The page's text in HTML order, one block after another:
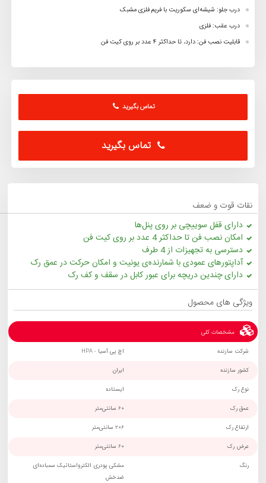
درب جلو: شیشه‌ای سکوریت با فریم فلزی مشبک
درب عقب: فلزی
قابلیت نصب فن: دارد، تا حداکثر 4 عدد بر روی کیت فن
تماس بگیرید
تماس بگیرید
نقات قوت و ضعف
دارای قفل سوییچی بر روی پنل‌ها
امکان نصب فن تا حداکثر 4 عدد بر روی کیت فن
دسترسی به تجهیزات از 4 طرف
آداپتورهای عمودی با شمارنده‌ی یونیت و امکان حرکت در عمق رک
دارای چندین دریچه برای عبور کابل در سقف و کف رک
ویژگی های محصول
مشخصات کلی
شرکت سازنده اچ پی آسیا - HPA
کشور سازنده ایران
نوع رک ایستاده
عمق رک 60 سانتی‌متر
ارتفاع رک 206 سانتی‌متر
عرض رک 60 سانتی‌متر
رنگ
مشکی پودری الکترواستاتیک سمباده‌ای
ضدخش